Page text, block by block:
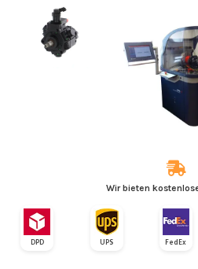
Wir bieten
DPD UPS FedEx